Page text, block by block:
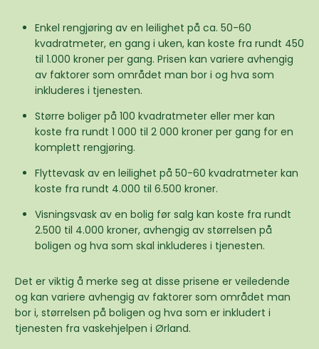
Enkel rengjøring av en leilighet på ca. 50-60
kvadratmeter, en gang i uken, kan koste fra rundt 450
til 1.000 kroner per gang. Prisen kan variere avhengig
av faktorer som området man bor i og hva som
inkluderes i tjenesten.
Større boliger på 100 kvadratmeter eller mer kan
koste fra rundt 1 000 til 2 000 kroner per gang for en
komplett rengjøring.
Flyttevask av en leilighet på 50-60 kvadratmeter kan
koste fra rundt 4.000 til 6.500 kroner.
Visningsvask av en bolig før salg kan koste fra rundt
2.500 til 4.000 kroner, avhengig av størrelsen på
boligen og hva som skal inkluderes i tjenesten.
Det er viktig å merke seg at disse prisene er veiledende
og kan variere avhengig av faktorer som området man
bor i, størrelsen på boligen og hva som er inkludert i
tjenesten fra vaskehjelpen i Ørland.